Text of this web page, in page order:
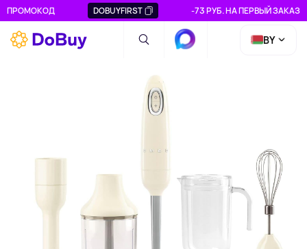
ПРОМОКОД DOBUYFIRST -73 РУБ. НА ПЕРВЫЙ ЗАКАЗ
BY